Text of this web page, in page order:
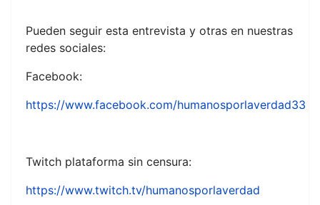
Pueden seguir esta entrevista y otras en nuestras
redes sociales:
Facebook:
https://www.facebook.com/humanosporlaverdad33
Twitch plataforma sin censura:
https://www.twitch.tv/humanosporlaverdad